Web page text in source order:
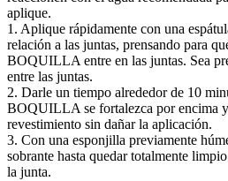
aplique.
1. Aplique rápidamente con una
relación a las juntas, prensando para
BOQUILLA entre en las juntas. Sea
entre las juntas.
2. Darle un tiempo alrededor de 10
BOQUILLA se fortalezca por encima
revestimiento sin dañar la aplicación.
3. Con una esponjilla previamente
sobrante hasta quedar totalmente
la junta.